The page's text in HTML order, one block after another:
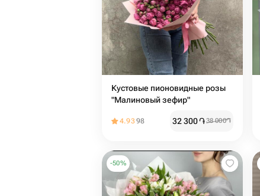
Кустовые пионовидные розы
"Малиновый зефир"
4.9398 32 300֏38 000֏
-50%